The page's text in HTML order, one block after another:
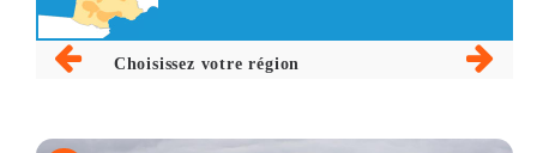
Choisissez votre région